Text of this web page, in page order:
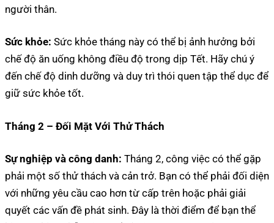
người thân.
Sức khỏe: Sức khỏe tháng này có thể bị ảnh hưởng bởi
chế độ ăn uống không điều độ trong dịp Tết. Hãy chú ý
đến chế độ dinh dưỡng và duy trì thói quen tập thể dục để
giữ sức khỏe tốt.
Tháng 2 – Đối Mặt Với Thử Thách
Sự nghiệp và công danh: Tháng 2, công việc có thể gặp
phải một số thử thách và cản trở. Bạn có thể phải đối diện
với những yêu cầu cao hơn từ cấp trên hoặc phải giải
quyết các vấn đề phát sinh. Đây là thời điểm để bạn thể